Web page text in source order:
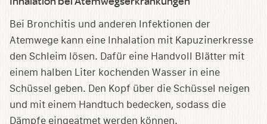
Bei Bronchitis und anderen Infektionen der
Atemwege kann eine Inhalation mit Kapuzinerkresse
den Schleim lösen. Dafür eine Handvoll Blätter mit
einem halben Liter kochenden Wasser in eine
Schüssel geben. Den Kopf über die Schüssel neigen
und mit einem Handtuch bedecken, sodass die
Dämpfe eingeatmet werden können.